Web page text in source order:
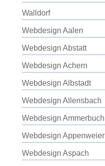
Walldorf
Webdesign Aalen
Webdesign Abstatt
Webdesign Achern
Webdesign Albstadt
Webdesign Allensbach
Webdesign Ammerbuch
Webdesign Appenweier
Webdesign Aspach